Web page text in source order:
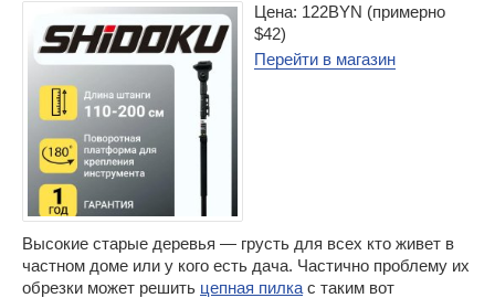
Цена: 122BYN (примерно
$42)
Перейти в магазин
Высокие старые деревья — грусть для всех кто живет в
частном доме или у кого есть дача. Частично проблему их
обрезки может решить цепная пилка с таким вот